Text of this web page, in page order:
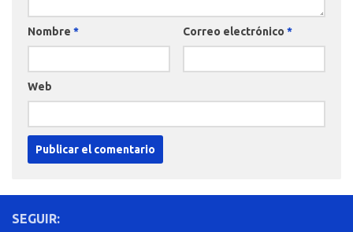
Nombre * Correo electrónico *
Web
SEGUIR: